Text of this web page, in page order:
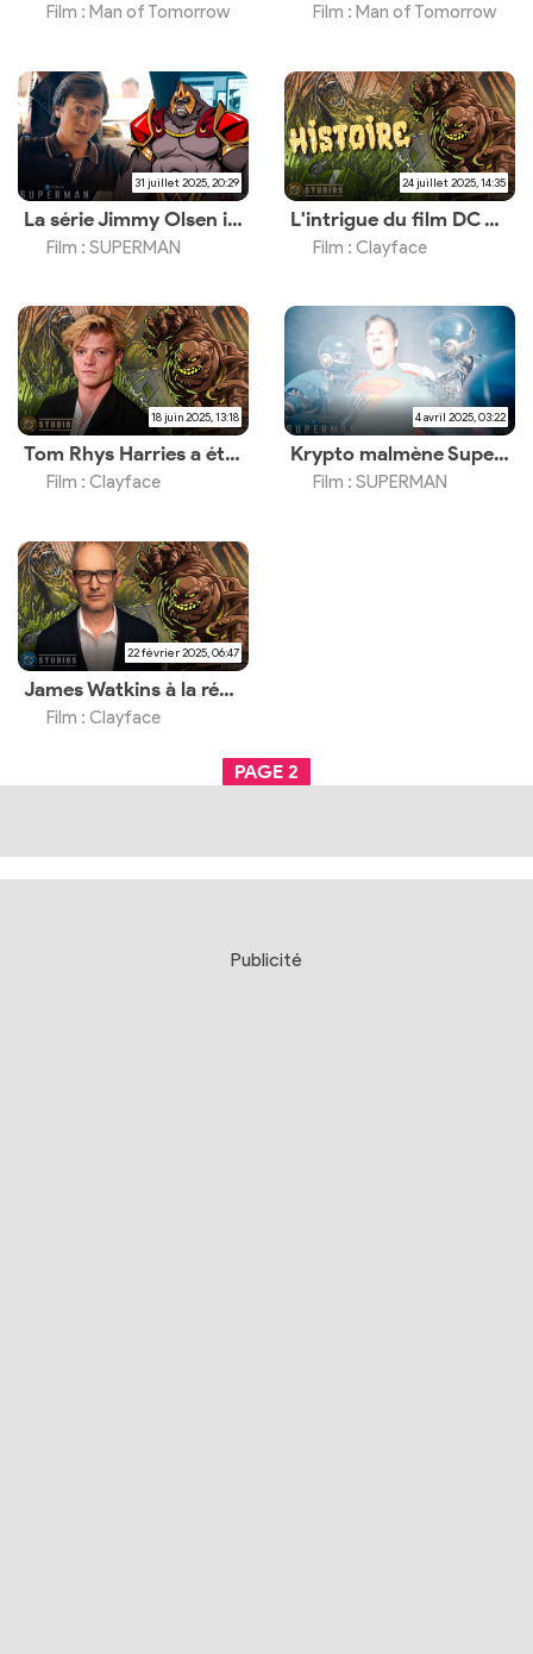
Film : Man of Tomorrow Film : Man of Tomorrow
31 juillet 2025, 20:29
La série Jimmy Olsen introduirait Gorilla Grodd ?
Film : SUPERMAN
24 juillet 2025, 14:35
L'intrigue du film DC Studios confirmée
Film : Clayface
18 juin 2025, 13:18
Tom Rhys Harries a été choisi pour le rôle principal du film DC Studios
Film : Clayface
4 avril 2025, 03:22
Krypto malmène Superman dans l'extrait exclusif du CinemaCon
Film : SUPERMAN
22 février 2025, 06:47
James Watkins à la réalisation du film DC Studios ?
Film : Clayface
PAGE 2
Publicité